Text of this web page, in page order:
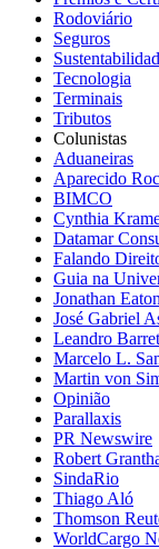
Rodoviário
Seguros
Tecnologia
Terminais
Tributos
Colunistas
Aduaneiras
Aparecido
BIMCO
Cynthia
Datamar
Falando
Guia na
Jonathan Eaton
José Gabriel
Leandro
Marcelo L.
Martin von
Opinião
Parallaxis
PR Newswire
Robert
SindaRio
Thiago Aló
Thomson
WorldCargo